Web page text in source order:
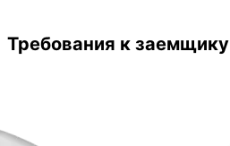
Требования к заемщику